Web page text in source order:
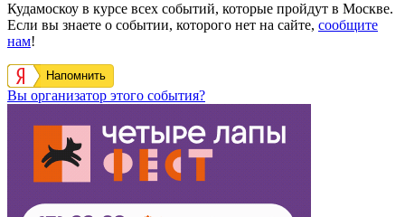
Кудамоскоу в курсе всех событий, которые пройдут в Москве.
Если вы знаете о событии, которого нет на сайте, сообщите
нам!
Напомнить
Вы организатор этого события?